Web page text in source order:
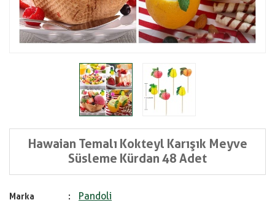
Hawaian Temalı Kokteyl Karışık Meyve
Süsleme Kürdan 48 Adet
Marka Pandoli